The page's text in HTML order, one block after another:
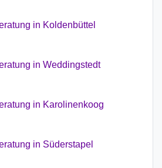
in Koldenbüttel
in Weddingstedt
in Karolinenkoog
in Süderstapel